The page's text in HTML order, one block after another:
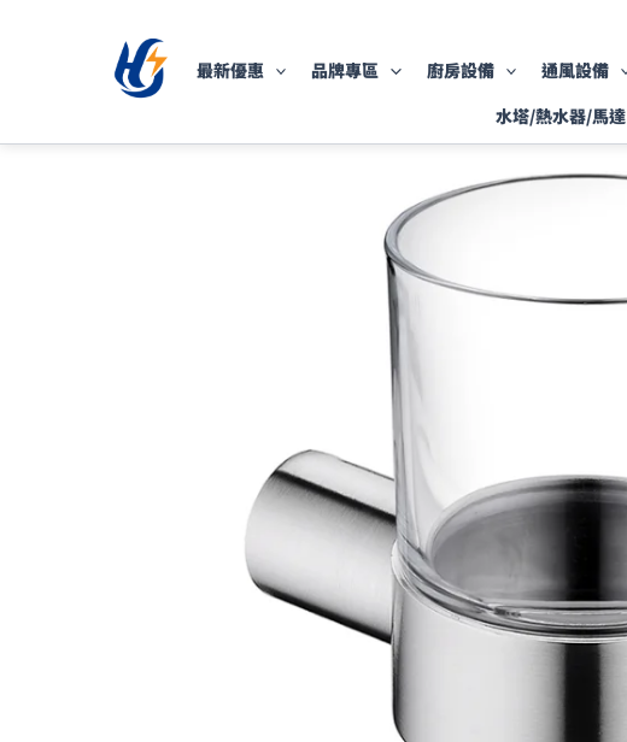
內
最新優惠 品牌專區 廚房設備 通風設備
水塔/熱水器/馬達